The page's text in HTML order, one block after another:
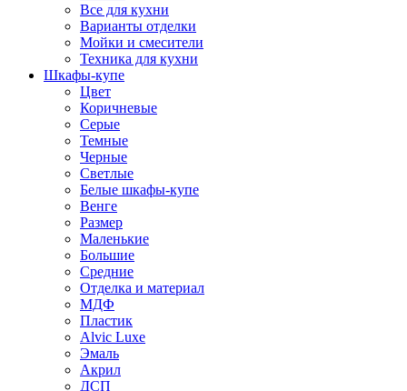
Все для кухни
Варианты отделки
Мойки и смесители
Техника для кухни
Шкафы-купе
Цвет
Коричневые
Серые
Темные
Черные
Светлые
Белые шкафы-купе
Венге
Размер
Маленькие
Большие
Средние
Отделка и материал
МДФ
Пластик
Alvic Luxe
Эмаль
Акрил
ДСП